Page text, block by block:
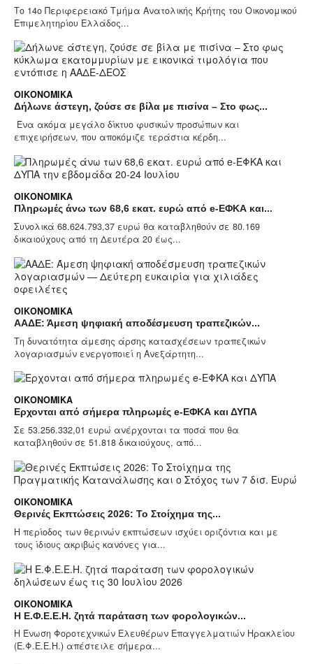
Το 14ο Περιφερειακό Τμήμα Ανατολικής Κρήτης του Οικονομικού
Επιμελητηρίου Ελλάδος...
ΟΙΚΟΝΟΜΙΚΆ
Δήλωνε άστεγη, ζούσε σε βίλα με πισίνα – Στο φως...
Ένα ακόμα μεγάλο δίκτυο φυσικών προσώπων και
επιχειρήσεων, που αποκόμιζε τεράστια κέρδη...
ΟΙΚΟΝΟΜΙΚΆ
Πληρωμές άνω των 68,6 εκατ. ευρώ από e-ΕΦΚΑ και...
Συνολικά 68.624.793,37 ευρώ θα καταβληθούν σε 80.169
δικαιούχους από τη Δευτέρα 20 έως...
ΟΙΚΟΝΟΜΙΚΆ
ΑΑΔΕ: Άμεση ψηφιακή αποδέσμευση τραπεζικών...
Τη δυνατότητα άμεσης άρσης κατασχέσεων τραπεζικών
λογαριασμών ενεργοποιεί η Ανεξάρτητη...
ΟΙΚΟΝΟΜΙΚΆ
Ερχονται από σήμερα πληρωμές e-ΕΦΚΑ και ΔΥΠΑ
Σε 53.256.332,01 ευρώ ανέρχονται τα ποσά που θα
καταβληθούν σε 51.818 δικαιούχους, από...
ΟΙΚΟΝΟΜΙΚΆ
Θερινές Εκπτώσεις 2026: Το Στοίχημα της...
Η περίοδος των θερινών εκπτώσεων ισχύει οριζόντια και με
τους ίδιους ακριβώς κανόνες για...
ΟΙΚΟΝΟΜΙΚΆ
Η Ε.Φ.Ε.Ε.Η. ζητά παράταση των φορολογικών...
Η Ένωση Φοροτεχνικών Ελευθέρων Επαγγελματιών Ηρακλείου
(Ε.Φ.Ε.Ε.Η.) απέστειλε σήμερα...